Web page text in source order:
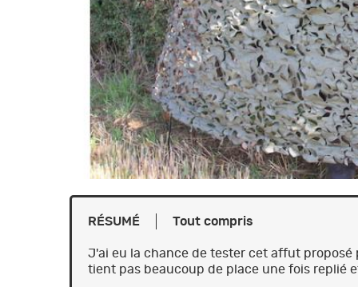
RÉSUMÉ Tout compris
J'ai eu la chance de tester cet affut proposé
tient pas beaucoup de place une fois replié